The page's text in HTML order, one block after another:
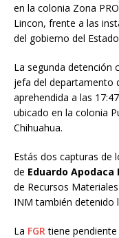
en la colonia Zona
Lincon, frente a las
del gobierno del
La segunda detención
jefa del departamento
aprehendida a las
ubicado en la colonia
Chihuahua.
Estás dos capturas de
de Eduardo Apodaca
de Recursos
INM también detenido
La FGRtiene